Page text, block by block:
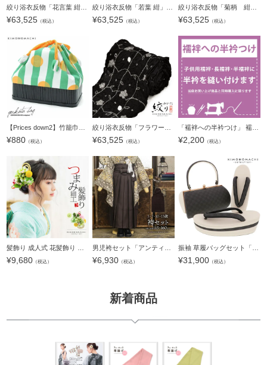
¥63,525 （税込） ¥63,525 （税込）
絞り浴衣反物「菊柄 紺」女性浴衣 レディース浴衣 絞り浴衣 綿浴衣 未仕立て【メール便不可】
¥63,525（税込）
¥880 （税込） ¥63,525 （税込）
「襦袢への半衿つけ」 襦袢 長襦袢 半襦袢 半襟つけ お直し ※京都きもの町での購入品限定
¥2,200（税込）
¥9,680 （税込） ¥6,930 （税込） ¥31,900（税込）
新着商品